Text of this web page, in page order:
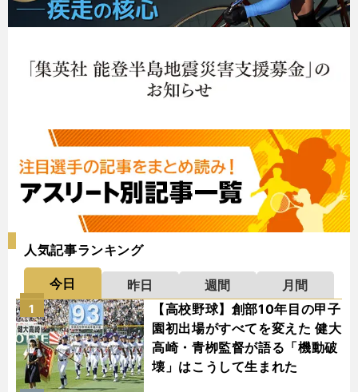
人気記事ランキング
今日 昨日 週間
月間
【高校野球】創部10年目の甲子
園初出場がすべてを変えた 健大
高崎・青栁監督が語る「機動破
壊」はこうして生まれた
1